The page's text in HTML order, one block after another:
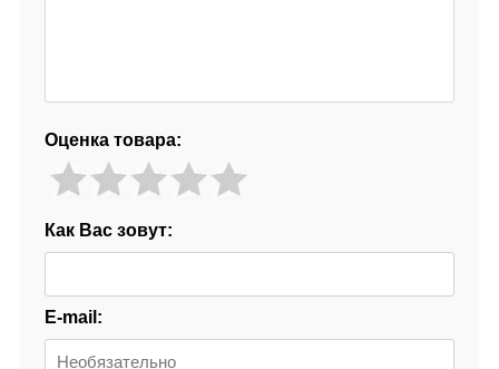
Оценка товара:
Как Вас зовут:
E-mail: